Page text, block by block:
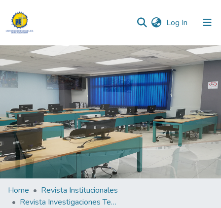
Log In (current)
Communities & Collections
All of DSpace
Home
Revista Institucionales
Revista Investigaciones Teológicas